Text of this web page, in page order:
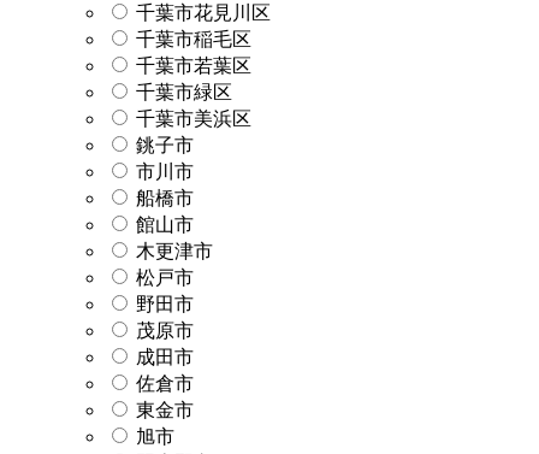
千葉市花見川区
千葉市稲毛区
千葉市若葉区
千葉市緑区
千葉市美浜区
銚子市
市川市
船橋市
館山市
木更津市
松戸市
野田市
茂原市
成田市
佐倉市
東金市
旭市